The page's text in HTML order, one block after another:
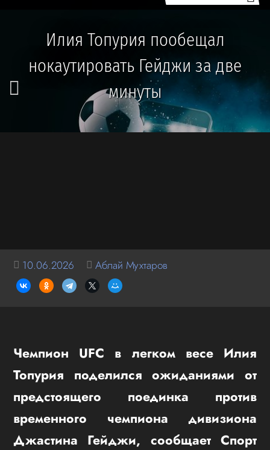
Илия Топурия пообещал
нокаутировать Гейджи за две
минуты
10.06.2026 Аблай Мухтаров
Чемпион UFC в легком весе Илия
Топурия поделился ожиданиями от
предстоящего поединка против
временного чемпиона дивизиона
Джастина Гейджи, сообщает Спорт